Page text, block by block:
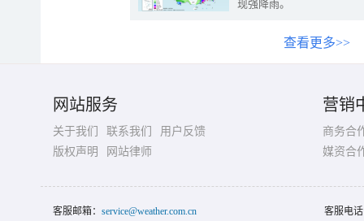
现强降雨。
查看更多>>
网站服务
关于我们 联系我们
用户反馈
版权声明
网站律师
营销
商务合
媒资合
客服邮箱： service@weather.com.cn 客服电